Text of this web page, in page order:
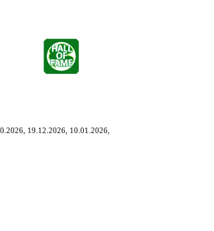
19.12.2026, 10.01.2026,